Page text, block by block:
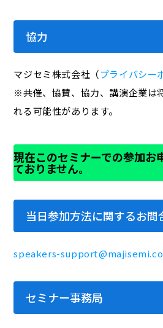
協力
マジセミ株式会社（プライバシー
※共催、協賛、協力、講演企業は
れる可能性があります。
現在このセミナーでの参加お
ておりません。
当日参加方法に関するお問
speakers-
セミナー事務局